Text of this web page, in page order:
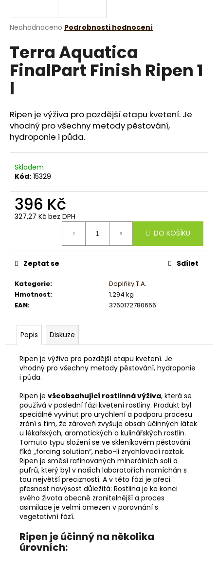
Průměrné
produktu
0,0
5
hvězdiček.
Neohodnoceno Podrobnosti hodnocení
Terra Aquatica
FinalPart Finish Ripen 1
l
Ripen je výživa pro pozdější etapu kvetení. Je
vhodný pro všechny metody pěstování,
hydroponie i půda.
Skladem
Kód: 15329
396 Kč
327,27 Kč bez DPH
DO KOŠÍKU
Kategorie:
Doplňky T.A.
Hmotnost:
1.294 kg
EAN: 3760172780656
Zeptat se Sdílet
Popis Diskuze
Ripen je výživa pro pozdější etapu kvetení. Je
vhodný pro všechny metody pěstování, hydroponie
i půda.
Ripen je všeobsahující rostlinná výživa, která se
používá v poslední fázi kvetení rostliny. Produkt byl
speciálně vyvinut pro urychlení a podporu procesu
zrání s tím, že zároveň zvyšuje obsah účinných látek
u lékařských, aromatických a kulinářských rostlin.
Tomuto typu složení se ve skleníkovém pěstování
říká „forcing solution“, nebo-li zrychlovací roztok.
Ripen je směsí rafinovaných minerálních solí a
pufrů, který byl v našich laboratořích namíchán s
tou největší precizností. A v této fázi je přeci
přesnost navýsost důležitá: Rostlina je ke konci
svého života obecně zranitelnější a proces
asimilace je velmi omezen v porovnání s
vegetativní fází.
Ripen je účinný na několika
úrovních:
j
t
?
HLEDAT
D
o
p
o
u
č
e
m